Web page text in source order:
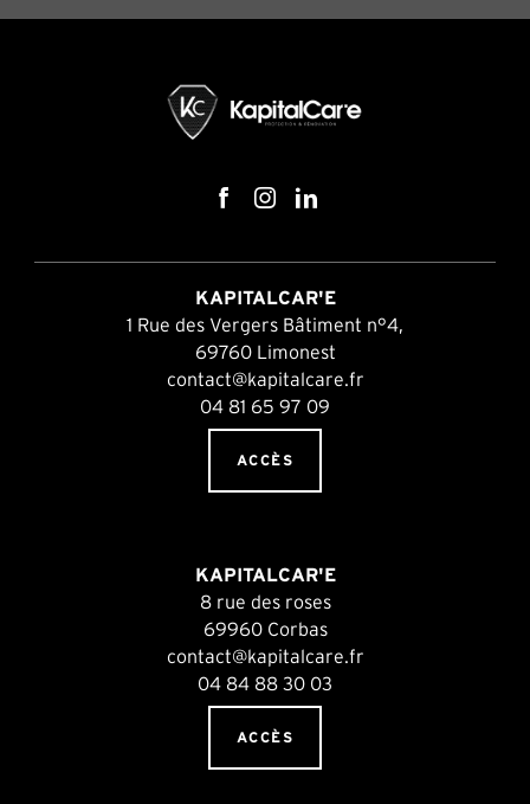
KAPITALCAR'E
1 Rue des Vergers Bâtiment n°4,
69760 Limonest
contact@kapitalcare.fr
04 81 65 97 09
ACCÈS
KAPITALCAR'E
8 rue des roses
69960 Corbas
contact@kapitalcare.fr
04 84 88 30 03
ACCÈS